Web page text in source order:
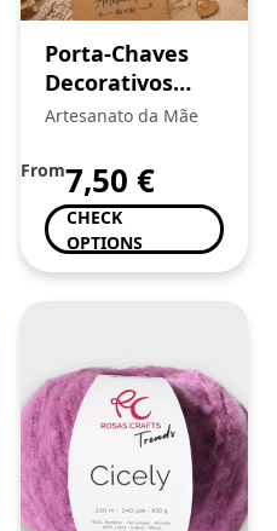
Porta-Chaves
Decorativos
Artesanais
Artesanato da Mãe
From7,50 €
CHECK
OPTIONS